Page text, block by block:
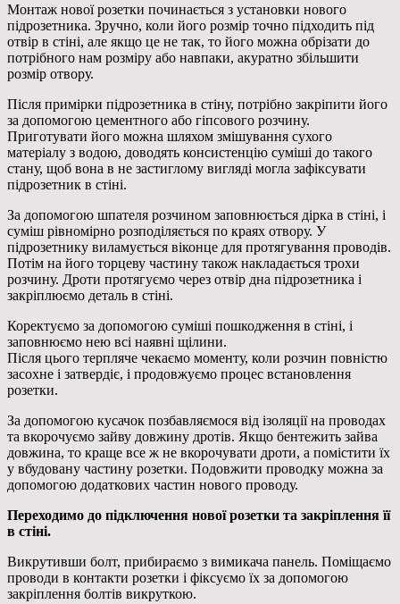
Монтаж нової розетки починається з установки нового
підрозетника. Зручно, коли його розмір точно підходить під
отвір в стіні, але якщо це не так, то його можна обрізати до
потрібного нам розміру або навпаки, акуратно збільшити
розмір отвору.
Після примірки підрозетника в стіну, потрібно закріпити його
за допомогою цементного або гіпсового розчину.
Приготувати його можна шляхом змішування сухого
матеріалу з водою, доводять консистенцію суміші до такого
стану, щоб вона в не застиглому вигляді могла зафіксувати
підрозетник в стіні.
За допомогою шпателя розчином заповнюється дірка в стіні, і
суміш рівномірно розподіляється по краях отвору. У
підрозетнику виламується віконце для протягування проводів.
Потім на його торцеву частину також накладається трохи
розчину. Дроти протягуємо через отвір дна підрозетника і
закріплюємо деталь в стіні.
Коректуємо за допомогою суміші пошкодження в стіні, і
заповнюємо нею всі наявні щілини.
Після цього терпляче чекаємо моменту, коли розчин повністю
засохне і затвердіє, і продовжуємо процес встановлення
розетки.
За допомогою кусачок позбавляємося від ізоляції на проводах
та вкорочуємо зайву довжину дротів. Якщо бентежить зайва
довжина, то краще все ж не вкорочувати дроти, а помістити їх
у вбудовану частину розетки. Подовжити проводку можна за
допомогою додаткових частин нового проводу.
Переходимо до підключення нової розетки та закріплення її
в стіні.
Викрутивши болт, прибираємо з вимикача панель. Поміщаємо
проводи в контакти розетки і фіксуємо їх за допомогою
закріплення болтів викруткою.